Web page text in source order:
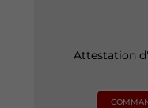
Attestation